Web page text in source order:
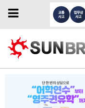
Toggle